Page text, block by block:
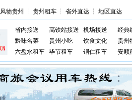
风物贵州 ┆ 贵州租车 ┆ 省外直达 ┆ 地区直达
省内接送 高铁站接送 机场接送
经典
黔味名菜
贵州小吃 饮食文化
贵州
六盘水租车
毕节租车 铜仁租车 安顺